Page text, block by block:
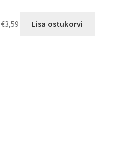
€3,59 Lisa ostukorvi